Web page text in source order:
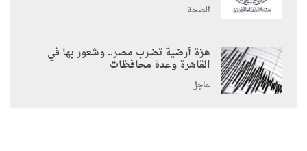
الصحة
هزة أرضية تضرب مصر.. وشعور بها في
القاهرة وعدة محافظات
عاجل